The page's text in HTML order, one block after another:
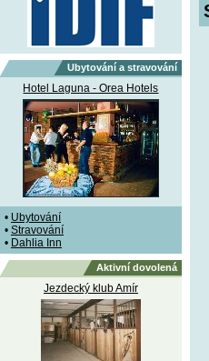
Ubytování a stravování
Hotel Laguna - Orea Hotels
• Ubytování
• Stravování
• Dahlia Inn
Aktivní dovolená
Jezdecký klub Amír